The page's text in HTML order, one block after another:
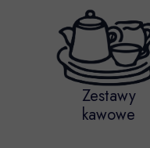
Zestawy
kawowe